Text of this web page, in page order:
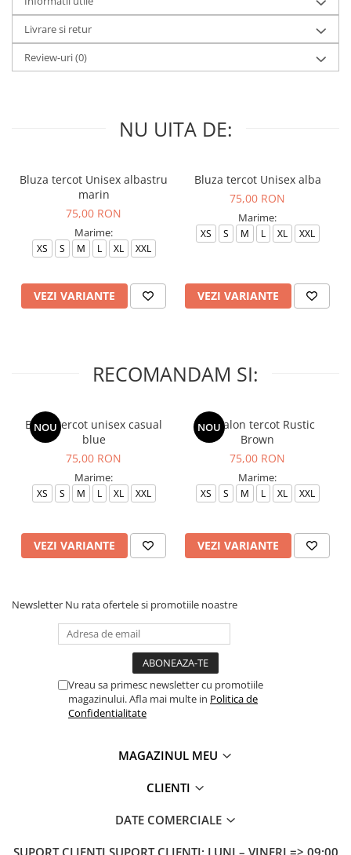
Livrare si retur
Review-uri(0)
NU UITA DE:
Bluza tercot Unisex albastru
marin
75,00 RON
Marime:
XS S M L XL XXL
VEZI VARIANTE
Bluza tercot Unisex alba
75,00 RON
Marime:
XS S M L XL XXL
VEZI VARIANTE
RECOMANDAM SI:
NOU
Bluza tercot unisex casual
blue
75,00 RON
Marime:
XS S M L XL XXL
VEZI VARIANTE
NOU
Pantalon tercot Rustic
Brown
75,00 RON
Marime:
XS S M L XL XXL
VEZI VARIANTE
Newsletter Nu rata ofertele si promotiile noastre
Vreau sa primesc newsletter cu promotiile
magazinului. Afla mai multe in Politica de
Confidentialitate
MAGAZINUL MEU
CLIENTI
DATE COMERCIALE
SUPORT CLIENTI SUPORT CLIENTI: LUNI – VINERI => 09:00